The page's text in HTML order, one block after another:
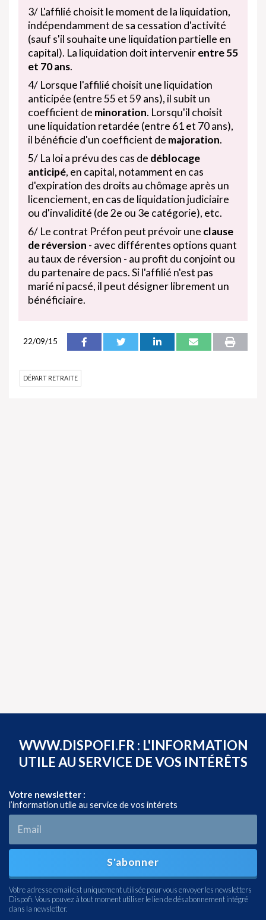
3/ L'affilié choisit le moment de la liquidation,
indépendamment de sa cessation d'activité
(sauf s'il souhaite une liquidation partielle en
capital). La liquidation doit intervenirentre 55
et 70 ans.
4/ Lorsque l'affilié choisit une liquidation
anticipée (entre 55 et 59 ans), il subit un
coefficient de minoration. Lorsqu'il choisit
une liquidation retardée (entre 61 et 70 ans),
il bénéficie d'un coefficient de majoration.
5/ La loi a prévu des cas de déblocage
anticipé, en capital, notamment en cas
d'expiration des droits au chômage après un
licenciement, en cas de liquidation judiciaire
ou d'invalidité (de 2e ou 3e catégorie), etc.
6/ Le contrat Préfon peut prévoir une clause
de réversion - avec différentes options quant
au taux de réversion - au profit du conjoint ou
du partenaire de pacs. Si l'affilié n'est pas
marié ni pacsé, il peut désigner librement un
bénéficiaire.
22/09/15
DÉPART RETRAITE
WWW.DISPOFI.FR : L'INFORMATION
UTILE AU SERVICE DE VOS INTÉRÊTS
Votre newsletter :
l’information utile au service de vos intérets
S'abonner
Votre adresse email est uniquement utilisée pour vous envoyer les newsletters
Dispofi. Vous pouvez à tout moment utiliser le lien de désabonnement intégré
dans la newsletter.